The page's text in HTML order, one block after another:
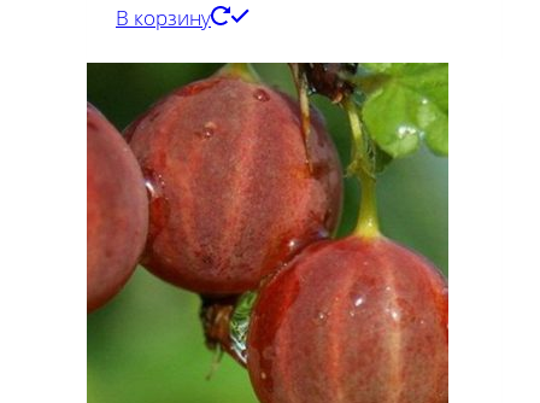
В корзину